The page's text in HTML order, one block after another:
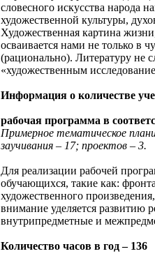
словесного искусства народа
художественной культуры,
Художественная картина
осваивается нами не только в
(рационально). Литературу не
«художественным
Информация о количестве
рабочая программа в
Примерное тематическое
заучивания – 17; проектов – 3.
Для реализации рабочей
обучающихся, такие как:
художественного
внимание уделяется развитию
внутрипредметные и
Количество часов в год – 136